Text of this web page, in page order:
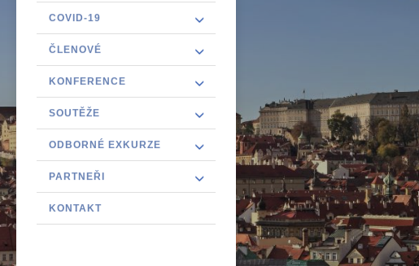
COVID-19
ČLENOVÉ
KONFERENCE
SOUTĚŽE
ODBORNÉ EXKURZE
PARTNEŘI
KONTAKT